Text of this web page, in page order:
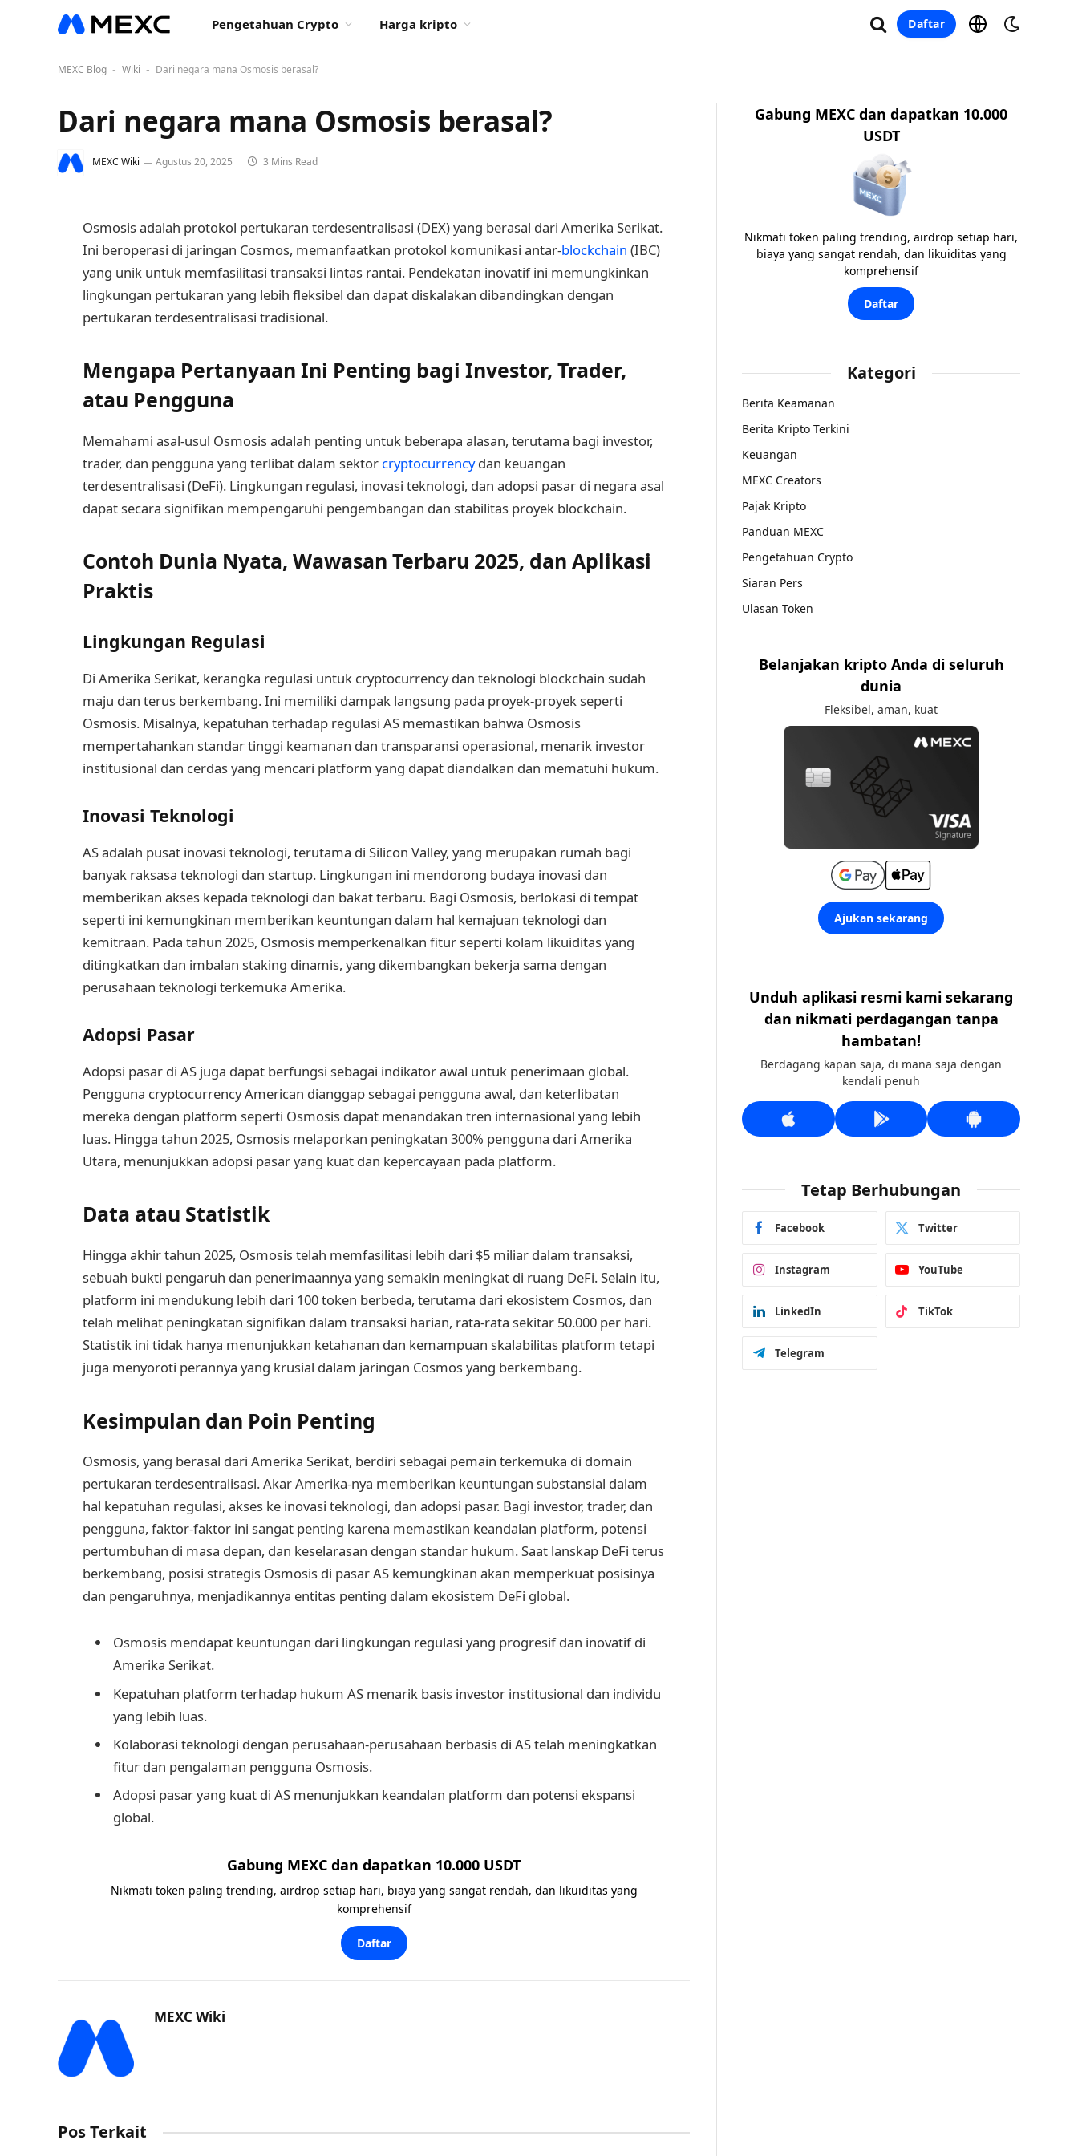
Pengetahuan Crypto Harga kripto Daftar
MEXC Blog - Wiki - Dari negara mana Osmosis berasal?
Dari negara mana Osmosis berasal?
MEXC Wiki Agustus 20, 2025 3 Mins Read
Osmosis adalah protokol pertukaran terdesentralisasi (DEX) yang berasal dari Amerika Serikat.
Ini beroperasi di jaringan Cosmos, memanfaatkan protokol komunikasi antar-blockchain (IBC)
yang unik untuk memfasilitasi transaksi lintas rantai. Pendekatan inovatif ini memungkinkan
lingkungan pertukaran yang lebih fleksibel dan dapat diskalakan dibandingkan dengan
pertukaran terdesentralisasi tradisional.
Mengapa Pertanyaan Ini Penting bagi Investor, Trader,
atau Pengguna
Memahami asal-usul Osmosis adalah penting untuk beberapa alasan, terutama bagi investor,
trader, dan pengguna yang terlibat dalam sektor cryptocurrencydan keuangan
terdesentralisasi (DeFi). Lingkungan regulasi, inovasi teknologi, dan adopsi pasar di negara asal
dapat secara signifikan mempengaruhi pengembangan dan stabilitas proyek blockchain.
Contoh Dunia Nyata, Wawasan Terbaru 2025, dan Aplikasi
Praktis
Lingkungan Regulasi
Di Amerika Serikat, kerangka regulasi untuk cryptocurrency dan teknologi blockchain sudah
maju dan terus berkembang. Ini memiliki dampak langsung pada proyek-proyek seperti
Osmosis. Misalnya, kepatuhan terhadap regulasi AS memastikan bahwa Osmosis
mempertahankan standar tinggi keamanan dan transparansi operasional, menarik investor
institusional dan cerdas yang mencari platform yang dapat diandalkan dan mematuhi hukum.
Inovasi Teknologi
AS adalah pusat inovasi teknologi, terutama di Silicon Valley, yang merupakan rumah bagi
banyak raksasa teknologi dan startup. Lingkungan ini mendorong budaya inovasi dan
memberikan akses kepada teknologi dan bakat terbaru. Bagi Osmosis, berlokasi di tempat
seperti ini kemungkinan memberikan keuntungan dalam hal kemajuan teknologi dan
kemitraan. Pada tahun 2025, Osmosis memperkenalkan fitur seperti kolam likuiditas yang
ditingkatkan dan imbalan staking dinamis, yang dikembangkan bekerja sama dengan
perusahaan teknologi terkemuka Amerika.
Adopsi Pasar
Adopsi pasar di AS juga dapat berfungsi sebagai indikator awal untuk penerimaan global.
Pengguna cryptocurrency American dianggap sebagai pengguna awal, dan keterlibatan
mereka dengan platform seperti Osmosis dapat menandakan tren internasional yang lebih
luas. Hingga tahun 2025, Osmosis melaporkan peningkatan 300% pengguna dari Amerika
Utara, menunjukkan adopsi pasar yang kuat dan kepercayaan pada platform.
Data atau Statistik
Hingga akhir tahun 2025, Osmosis telah memfasilitasi lebih dari $5 miliar dalam transaksi,
sebuah bukti pengaruh dan penerimaannya yang semakin meningkat di ruang DeFi. Selain itu,
platform ini mendukung lebih dari 100 token berbeda, terutama dari ekosistem Cosmos, dan
telah melihat peningkatan signifikan dalam transaksi harian, rata-rata sekitar 50.000 per hari.
Statistik ini tidak hanya menunjukkan ketahanan dan kemampuan skalabilitas platform tetapi
juga menyoroti perannya yang krusial dalam jaringan Cosmos yang berkembang.
Kesimpulan dan Poin Penting
Osmosis, yang berasal dari Amerika Serikat, berdiri sebagai pemain terkemuka di domain
pertukaran terdesentralisasi. Akar Amerika-nya memberikan keuntungan substansial dalam
hal kepatuhan regulasi, akses ke inovasi teknologi, dan adopsi pasar. Bagi investor, trader, dan
pengguna, faktor-faktor ini sangat penting karena memastikan keandalan platform, potensi
pertumbuhan di masa depan, dan keselarasan dengan standar hukum. Saat lanskap DeFi terus
berkembang, posisi strategis Osmosis di pasar AS kemungkinan akan memperkuat posisinya
dan pengaruhnya, menjadikannya entitas penting dalam ekosistem DeFi global.
Osmosis mendapat keuntungan dari lingkungan regulasi yang progresif dan inovatif di
Amerika Serikat.
Kepatuhan platform terhadap hukum AS menarik basis investor institusional dan individu
yang lebih luas.
Kolaborasi teknologi dengan perusahaan-perusahaan berbasis di AS telah meningkatkan
fitur dan pengalaman pengguna Osmosis.
Adopsi pasar yang kuat di AS menunjukkan keandalan platform dan potensi ekspansi
global.
Gabung MEXC dan dapatkan 10.000 USDT
Nikmati token paling trending, airdrop setiap hari, biaya yang sangat rendah, dan likuiditas yang
komprehensif
Daftar
MEXC Wiki
Pos Terkait
Gabung MEXC dan dapatkan 10.000
USDT
Nikmati token paling trending, airdrop setiap hari,
biaya yang sangat rendah, dan likuiditas yang
komprehensif
Daftar
Kategori
Berita Keamanan
Berita Kripto Terkini
Keuangan
MEXC Creators
Pajak Kripto
Panduan MEXC
Pengetahuan Crypto
Siaran Pers
Ulasan Token
Belanjakan kripto Anda di seluruh
dunia
Fleksibel, aman, kuat
Ajukan sekarang
Unduh aplikasi resmi kami sekarang
dan nikmati perdagangan tanpa
hambatan!
Berdagang kapan saja, di mana saja dengan
kendali penuh
Tetap Berhubungan
Facebook Twitter
Instagram YouTube
LinkedIn TikTok
Telegram